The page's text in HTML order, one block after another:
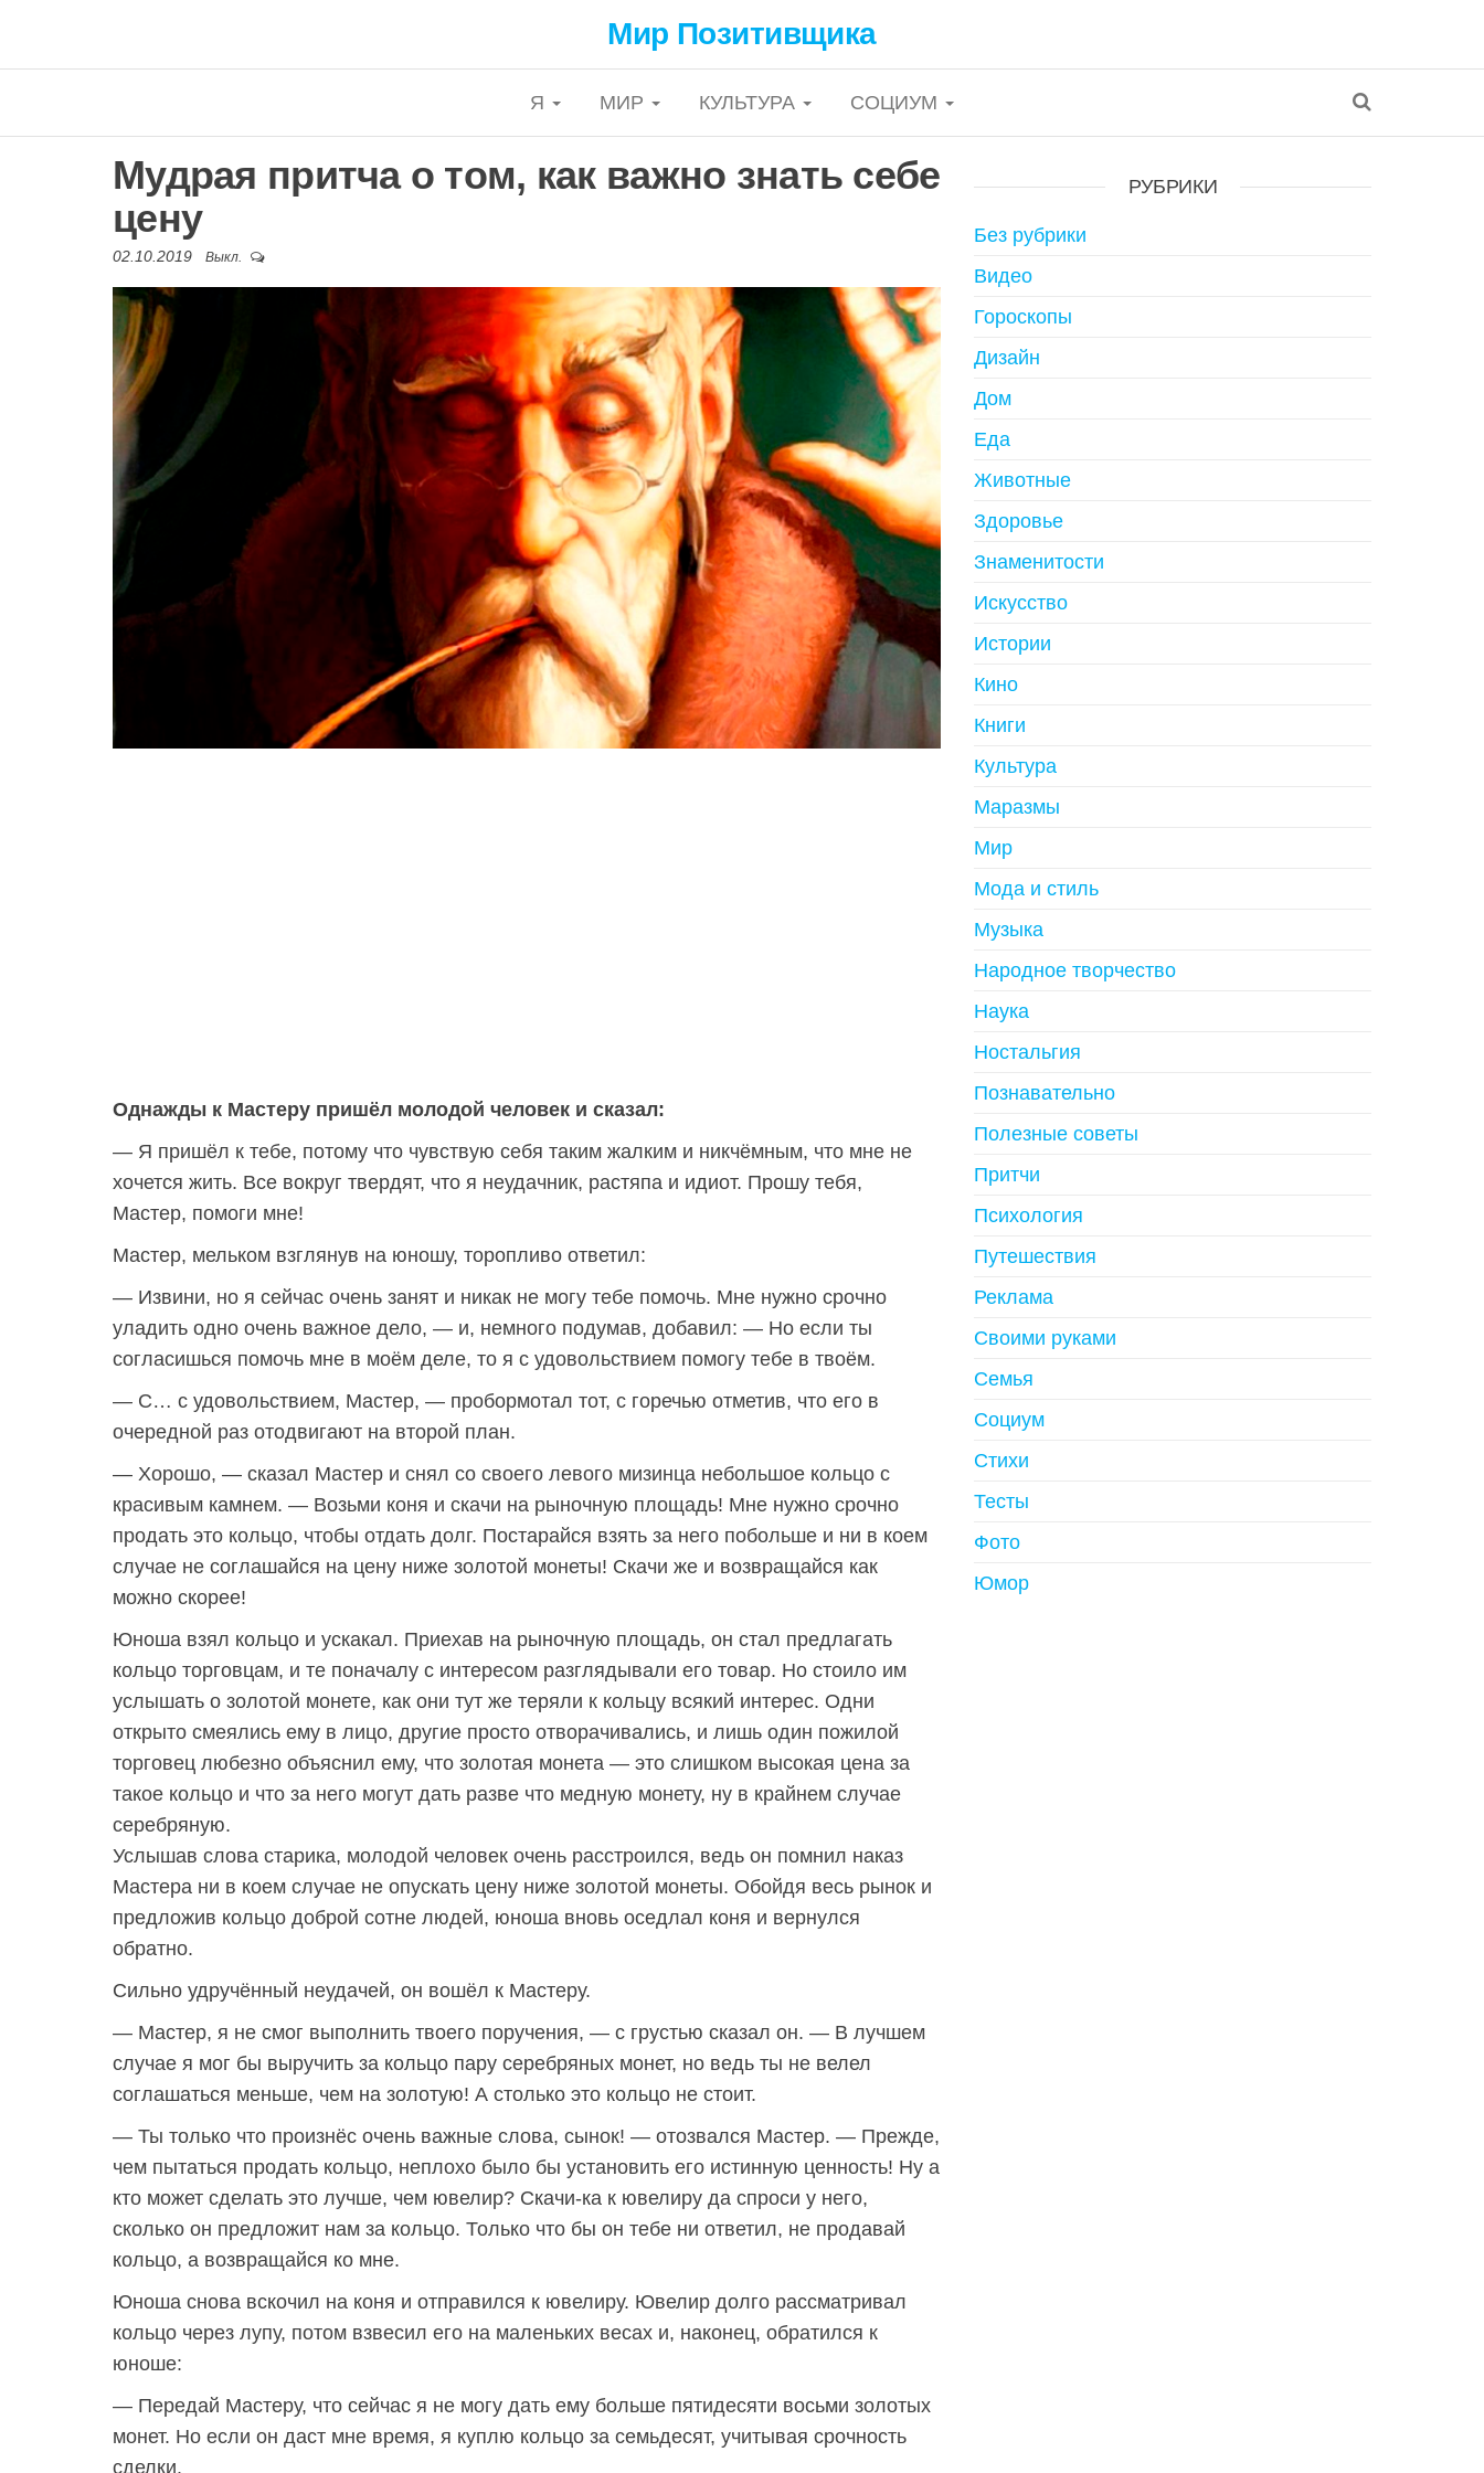
Мир Позитивщика
Я МИР КУЛЬТУРА СОЦИУМ
Мудрая притча о том, как важно знать себе
цену
02.10.2019 Выкл.
Однажды к Мастеру пришёл молодой человек и сказал:
— Я пришёл к тебе, потому что чувствую себя таким жалким и никчёмным, что мне не
хочется жить. Все вокруг твердят, что я неудачник, растяпа и идиот. Прошу тебя,
Мастер, помоги мне!
Мастер, мельком взглянув на юношу, торопливо ответил:
— Извини, но я сейчас очень занят и никак не могу тебе помочь. Мне нужно срочно
уладить одно очень важное дело, — и, немного подумав, добавил: — Но если ты
согласишься помочь мне в моём деле, то я с удовольствием помогу тебе в твоём.
— С… с удовольствием, Мастер, — пробормотал тот, с горечью отметив, что его в
очередной раз отодвигают на второй план.
— Хорошо, — сказал Мастер и снял со своего левого мизинца небольшое кольцо с
красивым камнем. — Возьми коня и скачи на рыночную площадь! Мне нужно срочно
продать это кольцо, чтобы отдать долг. Постарайся взять за него побольше и ни в коем
случае не соглашайся на цену ниже золотой монеты! Скачи же и возвращайся как
можно скорее!
Юноша взял кольцо и ускакал. Приехав на рыночную площадь, он стал предлагать
кольцо торговцам, и те поначалу с интересом разглядывали его товар. Но стоило им
услышать о золотой монете, как они тут же теряли к кольцу всякий интерес. Одни
открыто смеялись ему в лицо, другие просто отворачивались, и лишь один пожилой
торговец любезно объяснил ему, что золотая монета — это слишком высокая цена за
такое кольцо и что за него могут дать разве что медную монету, ну в крайнем случае
серебряную.
Услышав слова старика, молодой человек очень расстроился, ведь он помнил наказ
Мастера ни в коем случае не опускать цену ниже золотой монеты. Обойдя весь рынок и
предложив кольцо доброй сотне людей, юноша вновь оседлал коня и вернулся
обратно.
Сильно удручённый неудачей, он вошёл к Мастеру.
— Мастер, я не смог выполнить твоего поручения, — с грустью сказал он. — В лучшем
случае я мог бы выручить за кольцо пару серебряных монет, но ведь ты не велел
соглашаться меньше, чем на золотую! А столько это кольцо не стоит.
— Ты только что произнёс очень важные слова, сынок! — отозвался Мастер. — Прежде,
чем пытаться продать кольцо, неплохо было бы установить его истинную ценность! Ну а
кто может сделать это лучше, чем ювелир? Скачи-ка к ювелиру да спроси у него,
сколько он предложит нам за кольцо. Только что бы он тебе ни ответил, не продавай
кольцо, а возвращайся ко мне.
Юноша снова вскочил на коня и отправился к ювелиру. Ювелир долго рассматривал
кольцо через лупу, потом взвесил его на маленьких весах и, наконец, обратился к
юноше:
— Передай Мастеру, что сейчас я не могу дать ему больше пятидесяти восьми золотых
монет. Но если он даст мне время, я куплю кольцо за семьдесят, учитывая срочность
сделки.
РУБРИКИ
Без рубрики
Видео
Гороскопы
Дизайн
Дом
Еда
Животные
Здоровье
Знаменитости
Искусство
Истории
Кино
Книги
Культура
Маразмы
Мир
Мода и стиль
Музыка
Народное творчество
Наука
Ностальгия
Познавательно
Полезные советы
Притчи
Психология
Путешествия
Реклама
Своими руками
Семья
Социум
Стихи
Тесты
Фото
Юмор